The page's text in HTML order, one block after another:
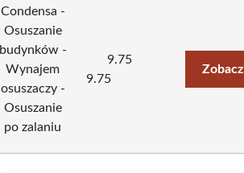
Condensa -
Osuszanie
budynków -
Wynajem
osuszaczy -
Osuszanie
po zalaniu
9.75
9.75